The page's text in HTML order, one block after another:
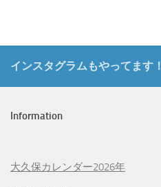
インスタグラムもやってます！
Information
大久保カレンダー2026年